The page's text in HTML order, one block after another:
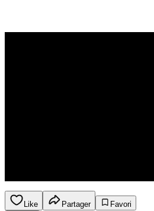
Like Partager
Favori